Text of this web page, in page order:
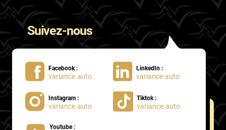
Tesla
Volkswagen
Volvo
Xpeng
Suivez-nous
Facebook :
variance.auto
LinkedIn :
variance-auto
Instagram :
variance.auto
Tiktok :
variance.auto
Youtube :